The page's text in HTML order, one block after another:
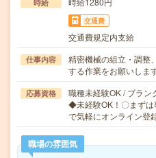
時給
交通費
交通費規定内支給
仕事内容
精密機械の組立・調整
する作業をお願いしま
応募資格
職種未経験OK / ブラン
◆未経験OK！〇まずは
で気軽にオンライン
職場の雰囲気